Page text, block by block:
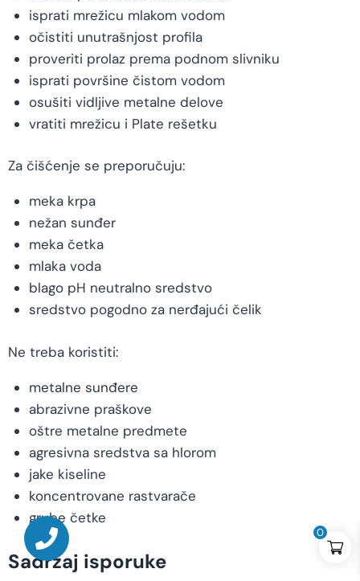
0
isprati mrežicu mlakom vodom
očistiti unutrašnjost profila
proveriti prolaz prema podnom slivniku
isprati površine čistom vodom
osušiti vidljive metalne delove
vratiti mrežicu i Plate rešetku
Za čišćenje se preporučuju:
meka krpa
nežan sunđer
meka četka
mlaka voda
blago pH neutralno sredstvo
sredstvo pogodno za nerđajući čelik
Ne treba koristiti:
metalne sunđere
abrazivne praškove
oštre metalne predmete
agresivna sredstva sa hlorom
jake kiseline
koncentrovane rastvarače
grube četke
Sadržaj isporuke